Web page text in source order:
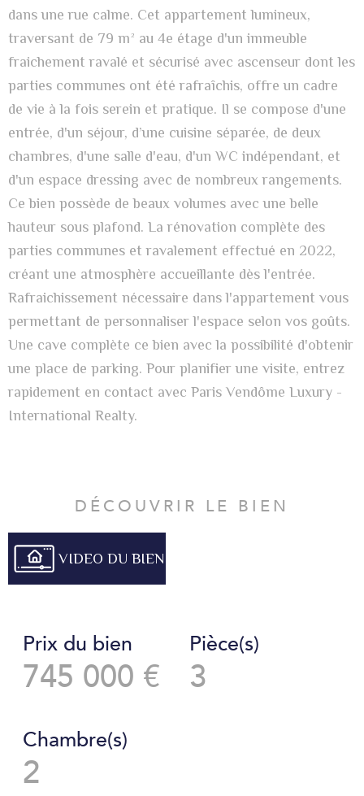
dans une rue calme. Cet appartement lumineux,
traversant de 79 m² au 4e étage d'un immeuble
fraichement ravalé et sécurisé avec ascenseur dont les
parties communes ont été rafraîchis, offre un cadre
de vie à la fois serein et pratique. Il se compose d'une
entrée, d'un séjour, d’une cuisine séparée, de deux
chambres, d'une salle d'eau, d'un WC indépendant, et
d'un espace dressing avec de nombreux rangements.
Ce bien possède de beaux volumes avec une belle
hauteur sous plafond. La rénovation complète des
parties communes et ravalement effectué en 2022,
créant une atmosphère accueillante dès l'entrée.
Rafraichissement nécessaire dans l'appartement vous
permettant de personnaliser l'espace selon vos goûts.
Une cave complète ce bien avec la possibilité d'obtenir
une place de parking. Pour planifier une visite, entrez
rapidement en contact avec Paris Vendôme Luxury -
International Realty.
DÉCOUVRIR LE BIEN
VIDEO DU BIEN
Prix du bien
745 000 €
Pièce(s)
3
Chambre(s)
2